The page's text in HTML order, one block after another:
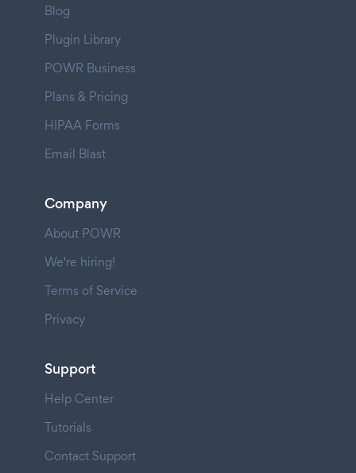
Blog
Plugin Library
POWR Business
Plans & Pricing
HIPAA Forms
Email Blast
Company
About POWR
We're hiring!
Terms of Service
Privacy
Support
Help Center
Tutorials
Contact Support